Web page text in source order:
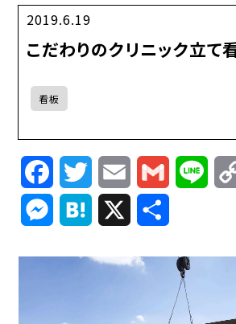
2019.6.19
こだわりのクリニック立て
看板
FacebookTwitterEmail Gmail
Messenger
Hatena